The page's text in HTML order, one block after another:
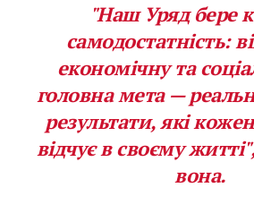
"Наш Уряд бере
самодостатність:
економічну та
головна мета —
результати, які
відчує в своєму
вона.